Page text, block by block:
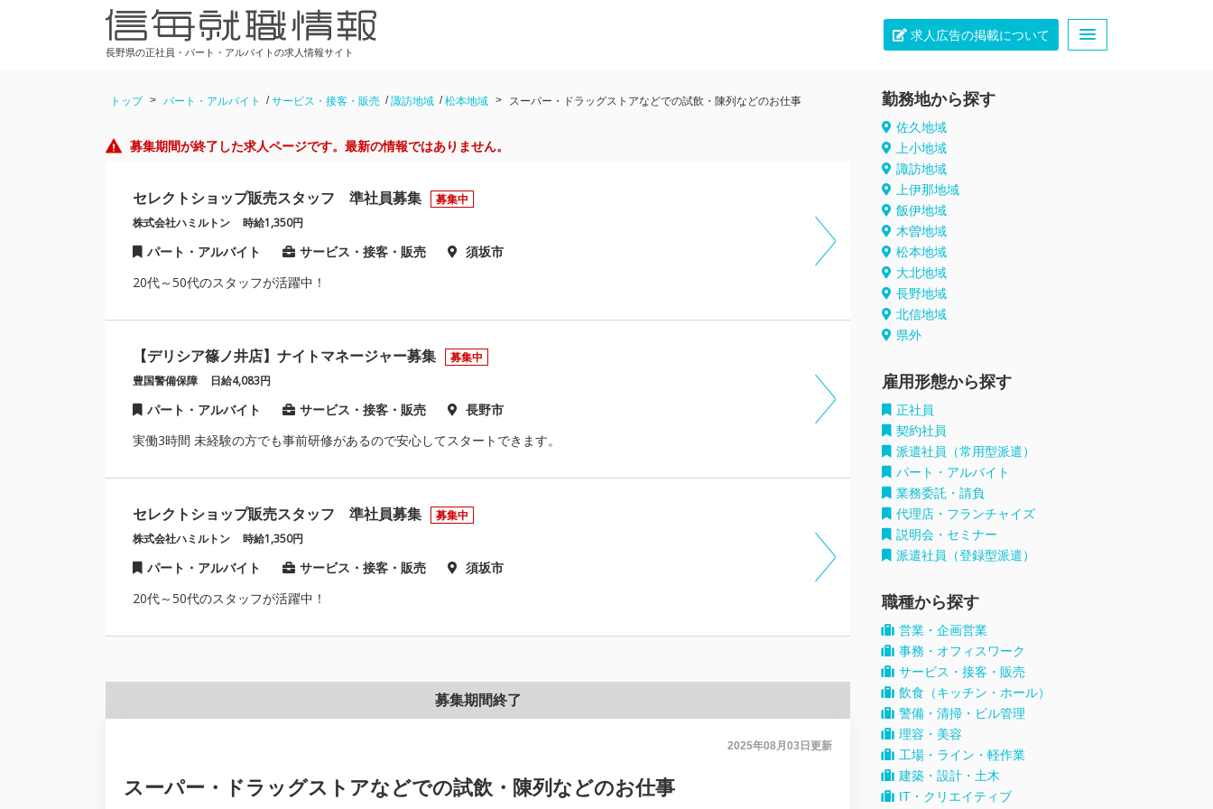
長野県の正社員・パート・アルバイトの求人情報サイト
求人広告の掲載について
トップ パート・アルバイト サービス・接客・販売 諏訪地域 松本地域 スーパー・ドラッグストアなどでの試飲・陳列などのお仕事
募集期間が終了した求人ページです。最新の情報ではありません。
セレクトショップ販売スタッフ 準社員募集 募集中
株式会社ハミルトン 時給1,350円
パート・アルバイト サービス・接客・販売 須坂市
20代～50代のスタッフが活躍中！
【デリシア篠ノ井店】ナイトマネージャー募集 募集中
豊国警備保障 日給4,083円
パート・アルバイト サービス・接客・販売 長野市
実働3時間 未経験の方でも事前研修があるので安心してスタートできます。
セレクトショップ販売スタッフ 準社員募集 募集中
株式会社ハミルトン 時給1,350円
パート・アルバイト サービス・接客・販売 須坂市
20代～50代のスタッフが活躍中！
募集期間終了
2025年08月03日 更新
スーパー・ドラッグストアなどでの試飲・陳列などのお仕事
勤務地から探す
佐久地域
上小地域
諏訪地域
上伊那地域
飯伊地域
木曽地域
松本地域
大北地域
長野地域
北信地域
県外
雇用形態から探す
正社員
契約社員
派遣社員（常用型派遣）
パート・アルバイト
業務委託・請負
代理店・フランチャイズ
説明会・セミナー
派遣社員（登録型派遣）
職種から探す
営業・企画営業
事務・オフィスワーク
サービス・接客・販売
飲食（キッチン・ホール）
警備・清掃・ビル管理
理容・美容
工場・ライン・軽作業
建築・設計・土木
IT・クリエイティブ